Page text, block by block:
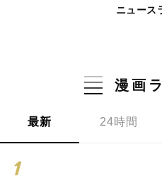
ニュース
漫画
最新 24時間